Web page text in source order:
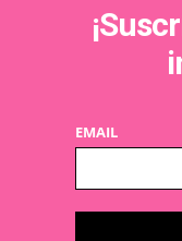
multiLED para
Además, su
efectos
EMAIL